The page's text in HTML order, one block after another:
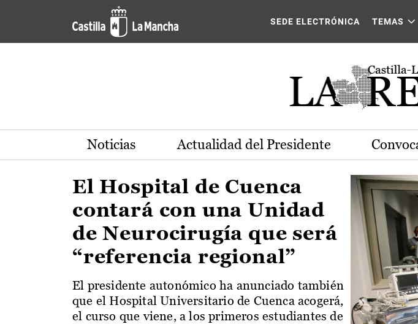
Pasar al contenido principal
Actualidad de la región de Castilla-La
SEDE ELECTRÓNICA TEMAS
Noticias Actualidad del Presidente
El Hospital de Cuenca
contará con una Unidad
de Neurocirugía que será
“referencia regional”
El presidente autonómico ha anunciado también
que el Hospital Universitario de Cuenca acogerá,
el curso que viene, a los primeros estudiantes de